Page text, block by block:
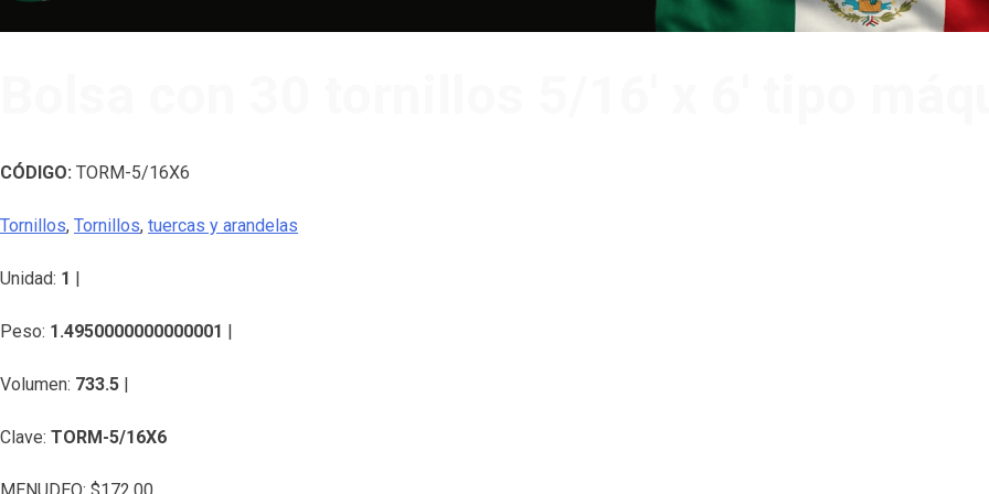
CÓDIGO: TORM-5/16X6
Tornillos, Tornillos, tuercas y arandelas
Unidad: 1
Peso: 1.4950000000000001
Volumen: 733.5
Clave: TORM-5/16X6